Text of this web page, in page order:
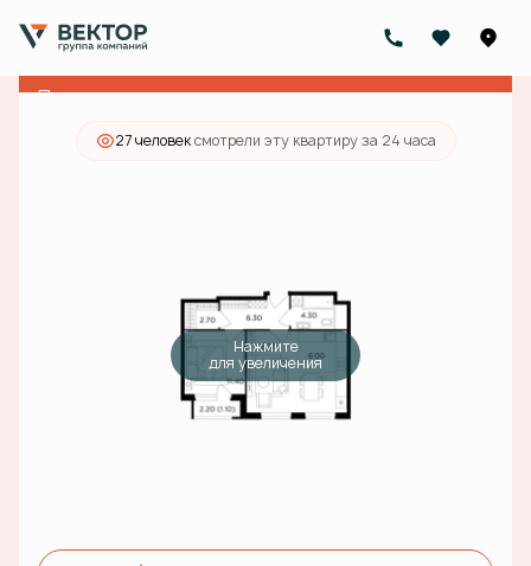
2-комнатная 17 310 000 руб.
Ипотекаот 55 030 руб./мес.
Предчистовая отделка
27 человексмотрели эту квартиру за 24 часа
Нажмите
для увеличения